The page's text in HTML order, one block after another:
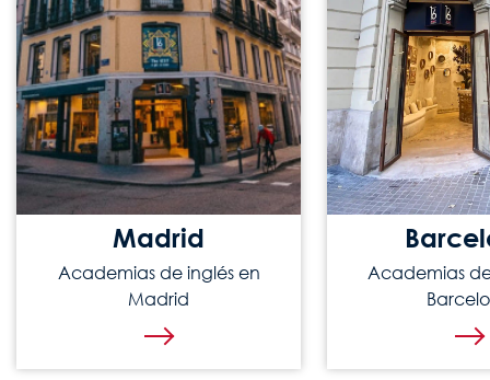
Madrid
Academias de inglés en
Madrid
Academias